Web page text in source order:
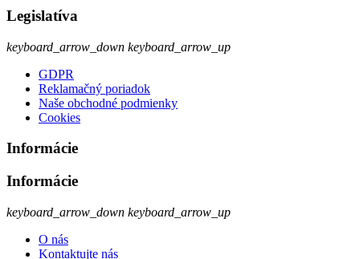
Legislatíva
keyboard_arrow_down keyboard_arrow_up
GDPR
Reklamačný poriadok
Naše obchodné podmienky
Cookies
Informácie
Informácie
keyboard_arrow_down keyboard_arrow_up
O nás
Kontaktujte nás